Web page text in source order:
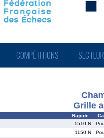
COMPÉTITIONS
Grille
Rapide
1510 N
1150 N